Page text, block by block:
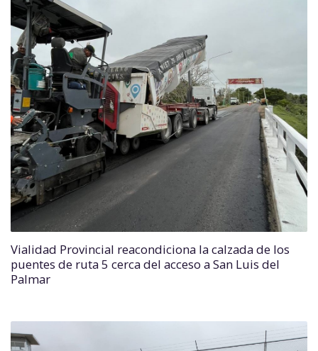
Vialidad Provincial reacondiciona la calzada de los
puentes de ruta 5 cerca del acceso a San Luis del
Palmar